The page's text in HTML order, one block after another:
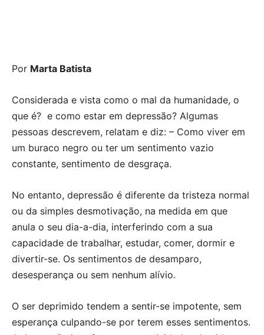
Por Marta Batista
Considerada e vista como o mal da humanidade, o
que é? e como estar em depressão? Algumas
pessoas descrevem, relatam e diz: – Como viver em
um buraco negro ou ter um sentimento vazio
constante, sentimento de desgraça.
No entanto, depressão é diferente da tristeza normal
ou da simples desmotivação, na medida em que
anula o seu dia-a-dia, interferindo com a sua
capacidade de trabalhar, estudar, comer, dormir e
divertir-se. Os sentimentos de desamparo,
desesperança ou sem nenhum alívio.
O ser deprimido tendem a sentir-se impotente, sem
esperança culpando-se por terem esses sentimentos.